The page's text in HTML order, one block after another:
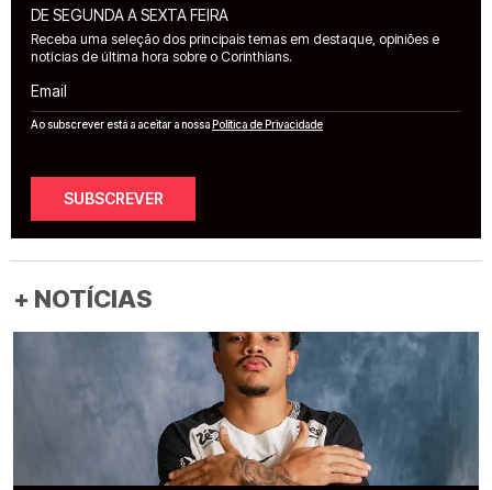
DE SEGUNDA A SEXTA FEIRA
Receba uma seleção dos principais temas em destaque, opiniões e
notícias de última hora sobre o Corinthians.
Email
Ao subscrever está a aceitar a nossaPolítica de Privacidade
SUBSCREVER
+ NOTÍCIAS